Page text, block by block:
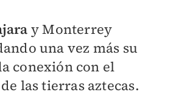
yMonterrey
una vez más su
conexión con el
las tierras aztecas.